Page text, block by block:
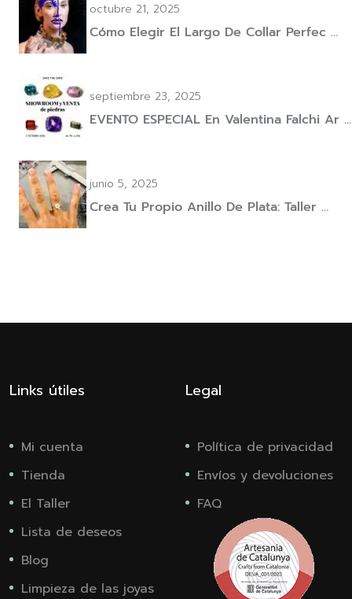
octubre 21, 2025
Cómo Elegir El Largo De Collar Perfec …
septiembre 23, 2025
EVENTO ESPECIAL En Valentina Falchi Ar …
junio 5, 2025
Crea Tu Propio Anillo De Plata: Taller …
Links útiles
Mi cuenta
Tienda
El Taller
Lista de deseos
Blog
Limpieza de las joyas
Legal
Política de privacidad
Envíos y devoluciones
FAQ